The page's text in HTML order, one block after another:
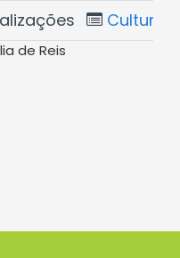
Cultura
de Reis